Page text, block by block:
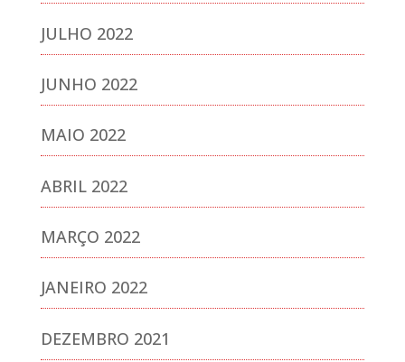
JULHO 2022
JUNHO 2022
MAIO 2022
ABRIL 2022
MARÇO 2022
JANEIRO 2022
DEZEMBRO 2021